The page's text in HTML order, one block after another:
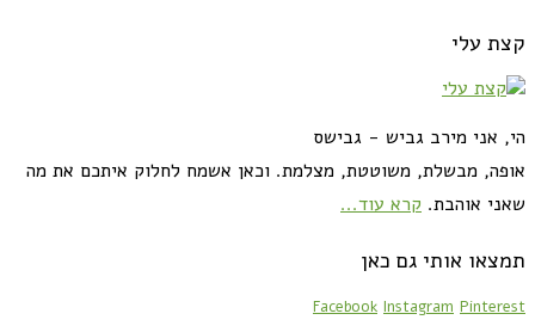
קצת עלי
הי, אני מירב גביש - גבישס
אופה, מבשלת, משוטטת, מצלמת. וכאן אשמח לחלוק איתכם את מה
שאני אוהבת. קרא עוד...
תמצאו אותי גם כאן
Facebook Instagram Pinterest